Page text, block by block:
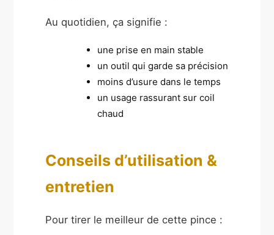
Au quotidien, ça signifie :
une prise en main stable
un outil qui garde sa précision
moins d’usure dans le temps
un usage rassurant sur coil
chaud
Conseils d’utilisation &
entretien
Pour tirer le meilleur de cette pince :